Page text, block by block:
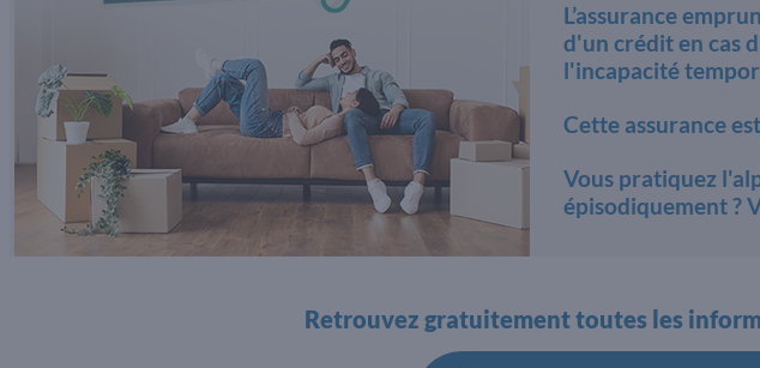
L’assurance
d'un crédit en cas
l'incapacité
Cette assurance
Vous pratiquez
épisodiquement ?
Retrouvez gratuitement toutes les